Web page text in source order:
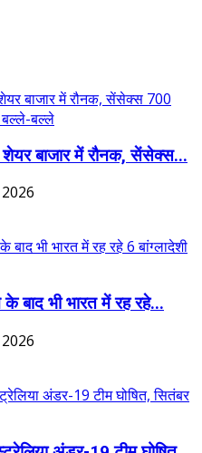
बाजार में रौनक, सेंसेक्स...
बाद भी भारत में रह रहे...